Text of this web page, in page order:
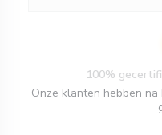
100%
Onze klanten hebben